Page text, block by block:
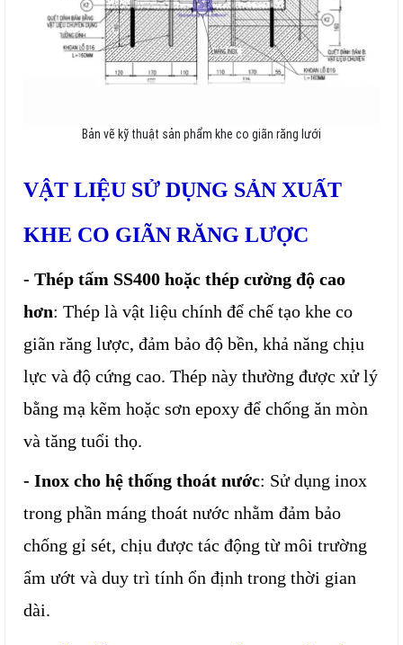
Bản vẽ kỹ thuật sản phẩm khe co giãn răng lưới
VẬT LIỆU SỬ DỤNG SẢN XUẤT
KHE CO GIÃN RĂNG LƯỢC
- Thép tấm SS400 hoặc thép cường độ cao
hơn: Thép là vật liệu chính để chế tạo khe co
giãn răng lược, đảm bảo độ bền, khả năng chịu
lực và độ cứng cao. Thép này thường được xử lý
bằng mạ kẽm hoặc sơn epoxy để chống ăn mòn
và tăng tuổi thọ.
- Inox cho hệ thống thoát nước: Sử dụng inox
trong phần máng thoát nước nhằm đảm bảo
chống gỉ sét, chịu được tác động từ môi trường
ẩm ướt và duy trì tính ổn định trong thời gian
dài.